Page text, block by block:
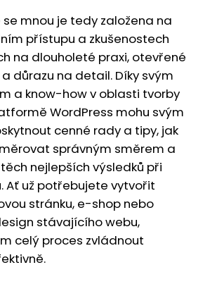
mnou je tedy založena na
přístupu a zkušenostech
na dlouholeté praxi, otevřené
důrazu na detail. Díky svým
a know-how v oblasti tvorby
WordPress mohu svým
cenné rady a tipy, jak
správným směrem a
nejlepších výsledků při
Ať už potřebujete vytvořit
stránku, e-shop nebo
stávajícího webu,
celý proces zvládnout